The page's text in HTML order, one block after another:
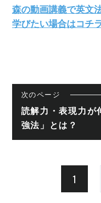
森の動画講義で英文
学びたい場合はコチ
次のページ
読解力・表現力が
強法」とは？
1